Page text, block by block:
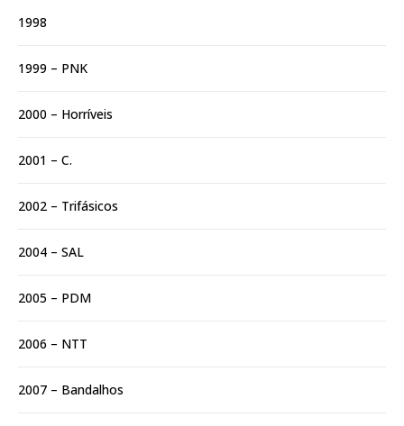
1998
1999 – PNK
2000 – Horríveis
2001 – C.
2002 – Trifásicos
2004 – SAL
2005 – PDM
2006 – NTT
2007 – Bandalhos